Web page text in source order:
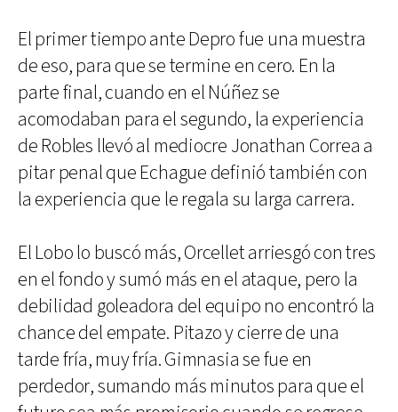
El primer tiempo ante Depro fue una muestra
de eso, para que se termine en cero. En la
parte final, cuando en el Núñez se
acomodaban para el segundo, la experiencia
de Robles llevó al mediocre Jonathan Correa a
pitar penal que Echague definió también con
la experiencia que le regala su larga carrera.
El Lobo lo buscó más, Orcellet arriesgó con tres
en el fondo y sumó más en el ataque, pero la
debilidad goleadora del equipo no encontró la
chance del empate. Pitazo y cierre de una
tarde fría, muy fría. Gimnasia se fue en
perdedor, sumando más minutos para que el